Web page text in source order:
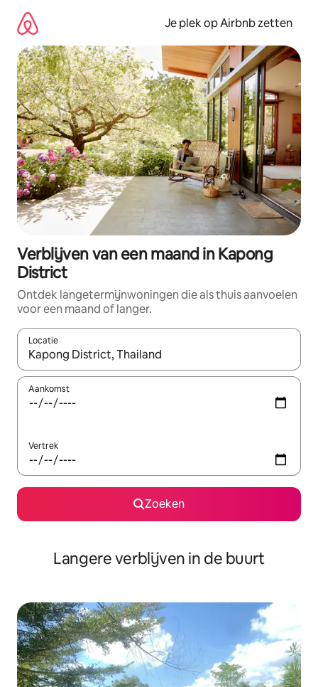
direct
naar
inhoud
Je plek op Airbnb zetten
Verblijven van een maand in Kapong
District
Ontdek langetermijnwoningen die als thuis aanvoelen
voor een maand of langer.
Locatie
Wanneer er resultaten beschikbaar zijn, maak je een keuze
Aankomst
Vertrek
Zoeken
Langere verblijven in de buurt